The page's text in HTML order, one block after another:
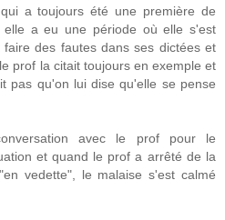
a toujours été une première de
elle a eu une période où elle s'est
faire des fautes dans ses dictées et
prof la citait toujours en exemple et
pas qu'on lui dise qu'elle se pense
avec le prof pour le
et quand le prof a arrêté de la
vedette", le malaise s'est calmé